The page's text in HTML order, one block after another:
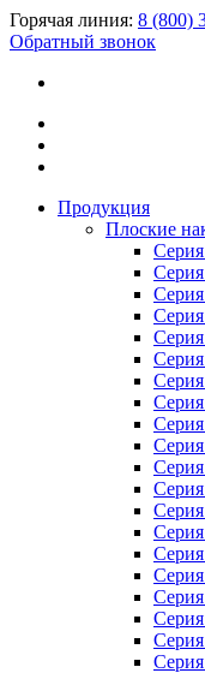
Горячая линия: 8 (800)
Обратный звонок
Продукция
Плоские